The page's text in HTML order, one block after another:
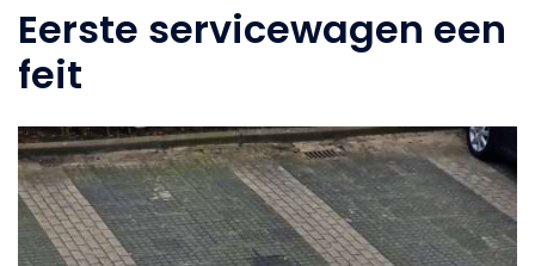
Eerste servicewagen een
feit